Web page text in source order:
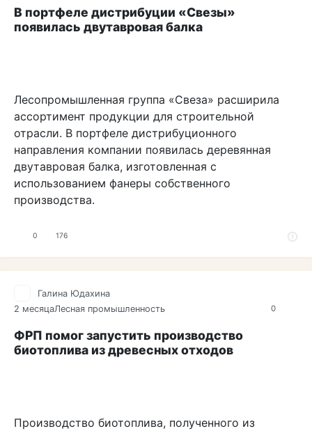
В портфеле дистрибуции «Свезы»
появилась двутавровая балка
Лесопромышленная группа «Свеза» расширила
ассортимент продукции для строительной
отрасли. В портфеле дистрибуционного
направления компании появилась деревянная
двутавровая балка, изготовленная с
использованием фанеры собственного
производства.
0 176
0
Галина Юдахина
2 месяцаЛесная промышленность
ФРП помог запустить производство
биотоплива из древесных отходов
Производство биотоплива, полученного из